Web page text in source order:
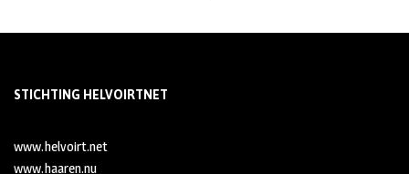
STICHTING HELVOIRTNET
www.helvoirt.net
www.haaren.nu